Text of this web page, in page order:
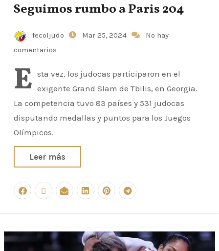
Seguimos rumbo a Paris 204
fecoljudo Mar 25, 2024
No hay
comentarios
E sta vez, los judocas participaron en el
exigente Grand Slam de Tbilis, en Georgia.
La competencia tuvo 83 países y 531 judocas
disputando medallas y puntos para los Juegos
Olímpicos.
Leer más